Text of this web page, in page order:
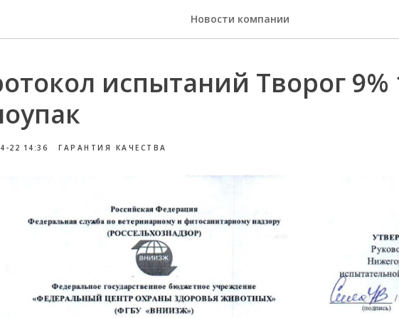
Новости компании
испытаний Творог 9%
22 14:36 ГАРАНТИЯ КАЧЕСТВА